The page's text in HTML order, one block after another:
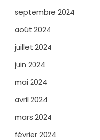
septembre 2024
août 2024
juillet 2024
juin 2024
mai 2024
avril 2024
mars 2024
février 2024